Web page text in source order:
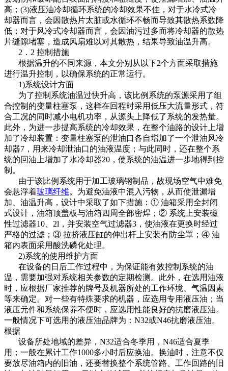
高；(3)液压油冷却循环系统的冷却效果不佳，对于水冷式冷
却器而言，会因散热片太脏或水循环不畅而导致其散热系数降
低；对于风冷式冷却器而言，会因油污过多而将冷却器的散热
片缝隙堵塞，造成风扇难以对其散热，结果导致油温升高。
2．2 控制措施
根据温升的不同来源，本文分别从以下2个方面采取措施
进行温升控制，以确保系统的正常运行。
1)系统设计方面
为了控制系统油温过快升高，该比例系统的泵源采用了组
合控制的变量柱塞泵，这样在回程时采用低压大流量形式，符
合工况的同时减小电机功率，从源头上降低了系统的发热量。
此外，为进一步提高系统的冷却效果，在整个油路的设计上增
加了冷却装置：变量柱塞泵的泄油口各自增加了一个泄油风冷
却器7，用来冷却泄油口的油液温度；与此同时，还在整个系
统的回油上增加了水冷却器20，使系统的油温进一步地得到控
制。
由于该比例系统用于加工玻璃钢制品，故现场空气中难免
会悬浮着玻璃纤维。为避免油液中混入污物，从而使泄漏增
加、油温升高，设计中采取了如下措施：① 油箱采用全封闭
式设计，油箱顶盖板与油箱四周全部密焊；② 系统上安装磁
性过滤器10、2l，并安装空气过滤器3，使油液在更换时经过
严格的过滤；③ 拉挤液压缸的伸出杆上安装有防尘罩；④ 油
箱内表面采用酸洗磷化处理。
2)系统的使用维护方面
在设备的日后工作过程中，为保证能有效控制系统的油
温，需要加强对系统相关参数的定期检测。此外，在选用油液
时，应根据厂家推荐的牌号及机器所处的工作环境、气温因素
等来确定。对一些有特殊要求的机器，应选用专用液压油；当
液压元件和系统保养不便时，应选用性能良好的抗磨液压油。
一般情况下可选用的液压油品牌为：N32或N46抗磨液压油。
根据
设备所处地域的差异，N32适合冬季用，N46适合夏季
用；一般在累计工作1000多小时后应换油。换油时，注意不仅
要放尽油箱内的旧油，还要替换整个系统管路、工作回路的旧